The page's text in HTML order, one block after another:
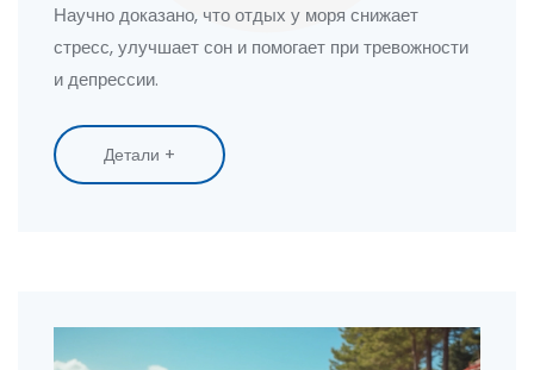
Научно доказано, что отдых у моря снижает
стресс, улучшает сон и помогает при тревожности
и депрессии.
Детали +